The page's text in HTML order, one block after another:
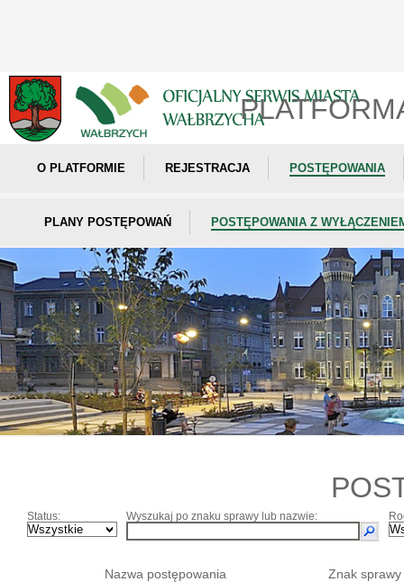
O PLATFORMIE REJESTRACJA POSTĘPOWANIA
PLANY POSTĘPOWAŃ POSTĘPOWANIA Z
Status: Wyszukaj po znaku sprawy lub nazwie:
Nazwa postępowania Znak sprawy